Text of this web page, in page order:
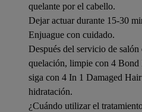
quelante por el cabello.
Dejar actuar durante 15-30
Enjuague con cuidado.
Después del servicio de salón
quelación, limpie con 4 Bond
siga con 4 In 1 Damaged
hidratación.
¿Cuándo utilizar el